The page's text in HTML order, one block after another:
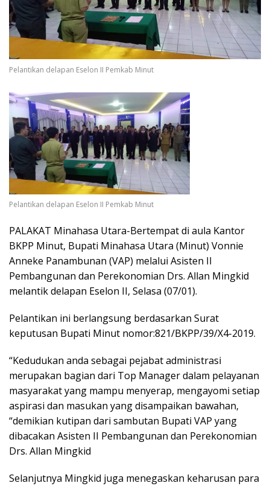
Pelantikan delapan Eselon II Pemkab Minut
Pelantikan delapan Eselon II Pemkab Minut
PALAKAT Minahasa Utara-Bertempat di aula Kantor
BKPP Minut, Bupati Minahasa Utara (Minut) Vonnie
Anneke Panambunan (VAP) melalui Asisten II
Pembangunan dan Perekonomian Drs. Allan Mingkid
melantik delapan Eselon II, Selasa (07/01).
Pelantikan ini berlangsung berdasarkan Surat
keputusan Bupati Minut nomor:821/BKPP/39/X4-2019.
“Kedudukan anda sebagai pejabat administrasi
merupakan bagian dari Top Manager dalam pelayanan
masyarakat yang mampu menyerap, mengayomi setiap
aspirasi dan masukan yang disampaikan bawahan,
“demikian kutipan dari sambutan Bupati VAP yang
dibacakan Asisten II Pembangunan dan Perekonomian
Drs. Allan Mingkid
Selanjutnya Mingkid juga menegaskan keharusan para